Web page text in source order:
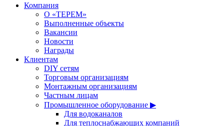
Компания
О «ТЕРЕМ»
Выполненные объекты
Вакансии
Новости
Награды
Клиентам
DIY сетям
Торговым организациям
Монтажным организациям
Частным лицам
Промышленное оборудование ▶
Для водоканалов
Для теплоснабжающих компаний